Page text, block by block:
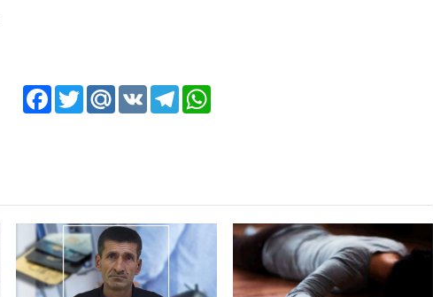
FacebookTwitterMail.RuVK Telegram